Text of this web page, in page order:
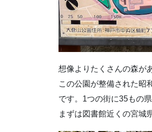
想像よりたくさんの森が
この公園が整備された昭
です。1つの街に35もの
まずは図書館近くの宮城